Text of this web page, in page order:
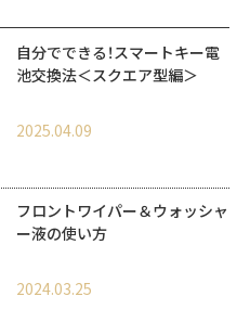
自分でできる！スマートキー電
池交換法＜スクエア型編＞
2025.04.09
フロントワイパー＆ウォッシャ
ー液の使い方
2024.03.25